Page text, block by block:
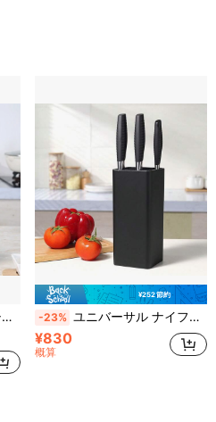
¥252 節約
-23% ユニバーサル ナイフホルダー、収納ラック、空きナイフスロット、様々なナイフブレードに対応するスロット式デザイン、取り外し可能で簡単に洗浄できる、ブラシ仕上げ
¥830
概算